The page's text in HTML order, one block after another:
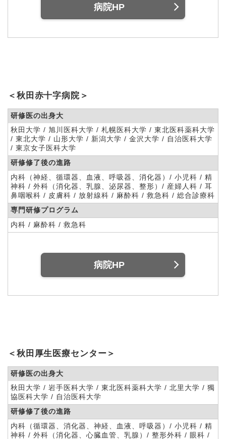
病院HP
＜秋田赤十字病院＞
研修医の出身大
秋田大学 / 旭川医科大学 / 札幌医科大学 / 東北医科薬科大学
/ 東北大学 / 山形大学 / 新潟大学 / 金沢大学 / 自治医科大学
/ 東京女子医科大学
研修修了後の進路
内科（神経、循環器、血液、呼吸器、消化器）/ 小児科 / 精
神科 / 外科（消化器、乳腺、泌尿器、整形）/ 産婦人科 / 耳
鼻咽喉科 / 皮膚科 / 放射線科 / 麻酔科 / 救急科 / 総合診療科
専門研修プログラム
内科 / 麻酔科 / 救急科
病院HP
＜秋田厚生医療センター＞
研修医の出身大
秋田大学 / 岩手医科大学 / 東北医科薬科大学 / 北里大学 / 獨
協医科大学 / 自治医科大学
研修修了後の進路
内科（循環器、消化器、神経、血液、呼吸器）/ 小児科 / 精
神科 / 外科（消化器、心臓血管、乳腺）/ 整形外科 / 眼科 /